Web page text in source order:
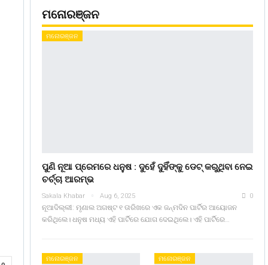
ମନୋରଞ୍ଜନ
ମନୋରଞ୍ଜନ
ପୁଣି ନୂଆ ପ୍ରେମରେ ଧନୁଷ : ଦୁହେଁ ଦୁହିଁଙ୍କୁ ଡେଟ୍ କରୁଥିବା ନେଇ
ଚର୍ଚ୍ଚା ଆରମ୍ଭ
Sakala Khabar Aug 6, 2025 0
ନୂଆଦିଲ୍ଲୀ: ମୃଣାଲ ଅଗଷ୍ଟ ୧ ତାରିଖରେ ଏକ ଜନ୍ମଦିନ ପାର୍ଟିର ଆୟୋଜନ
କରିଥିଲେ। ଧନୁଷ ମଧ୍ୟ ଏହି ପାର୍ଟିରେ ଯୋଗ ଦେଇଥିଲେ। ଏହି ପାର୍ଟିରେ…
ମନୋରଞ୍ଜନ ମନୋରଞ୍ଜନ